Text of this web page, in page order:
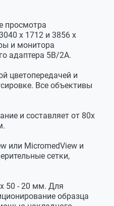
просмотра
х 1712 и 3856 х
и монитора
адаптера 5В/2А.
цветопередачей и
Все объективы
и составляет от 80х
или MicromedView и
сетки,
50 - 20 мм. Для
образца